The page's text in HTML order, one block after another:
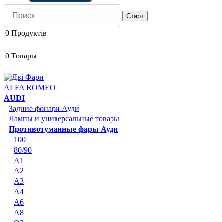
0 Продуктів
0 Товары
ALFA ROMEO
AUDI
Задние фонари Ауди
Лампы и универсальные товары
Противотуманные фары Ауди
100
80/90
A1
A2
A3
A4
A6
A8